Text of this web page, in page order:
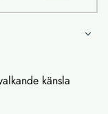
känsla